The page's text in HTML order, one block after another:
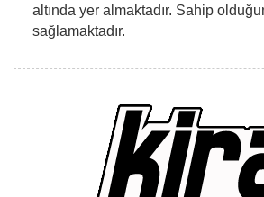
altında yer almaktadır. Sahip
sağlamaktadır.